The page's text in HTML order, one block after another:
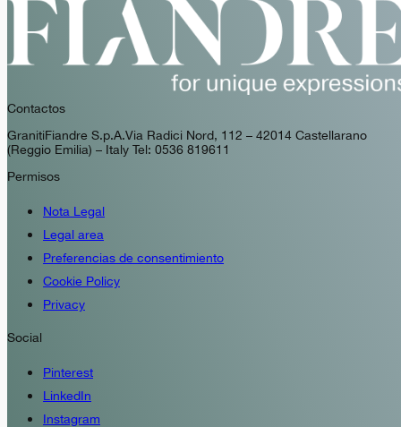
Contactos
GranitiFiandre S.p.A. Via Radici Nord, 112 – 42014 Castellarano
(Reggio Emilia) – Italy Tel: 0536 819611
Permisos
Nota Legal
Legal area
Preferencias de consentimiento
Cookie Policy
Privacy
Social
Pinterest
LinkedIn
Instagram